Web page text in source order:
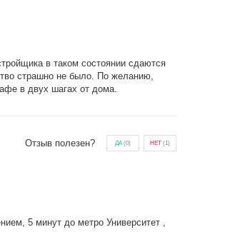
в таком состоянии сдаются
страшно не было. По желанию,
в двух шагах от дома.
Отзыв полезен? ДА(0) НЕТ (1)
5 минут до метро Университет ,